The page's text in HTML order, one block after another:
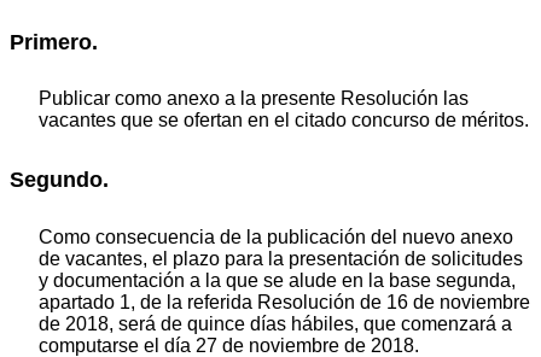
Primero.
Publicar como anexo a la presente Resolución las
vacantes que se ofertan en el citado concurso de méritos.
Segundo.
Como consecuencia de la publicación del nuevo anexo
de vacantes, el plazo para la presentación de solicitudes
y documentación a la que se alude en la base segunda,
apartado 1, de la referida Resolución de 16 de noviembre
de 2018, será de quince días hábiles, que comenzará a
computarse el día 27 de noviembre de 2018.